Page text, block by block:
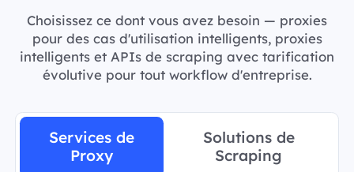
Choisissez ce dont vous avez besoin — proxies
pour des cas d'utilisation intelligents, proxies
intelligents et APIs de scraping avec tarification
évolutive pour tout workflow d'entreprise.
Services de
Proxy
Solutions de
Scraping